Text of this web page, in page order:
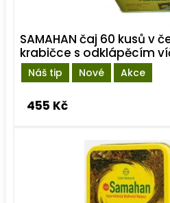
Náš tip Nové Akce
SAMAHAN čaj 60 kusů v
krabičce s odklápěcím
455 Kč